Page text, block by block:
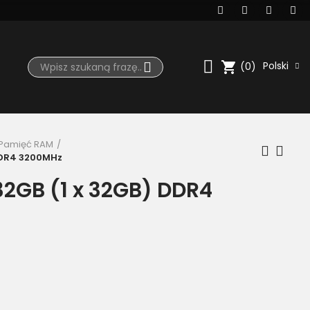
shopping_cart (0) Polski
RAM
3200MHz
(1 x 32GB) DDR4